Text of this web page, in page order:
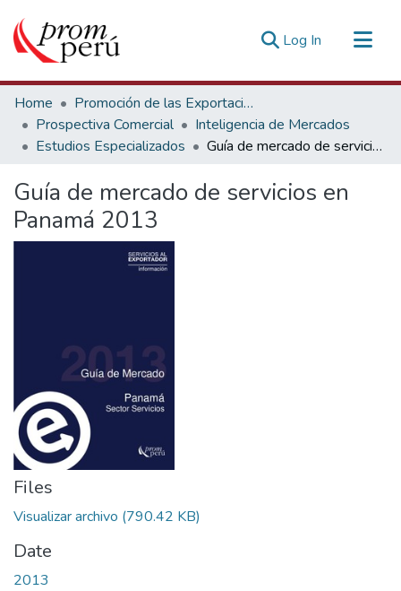
Log In (current)
Communities & Collections
All of DSpace
Statistics
Estadísticas Externas
Home
Promoción de las Exportaciones
Prospectiva Comercial
Inteligencia de Mercados
Estudios Especializados
Guía de mercado de servicios en Panamá 2013
Guía de mercado de servicios en
Panamá 2013
Files
Visualizar archivo (790.42 KB)
Date
2013